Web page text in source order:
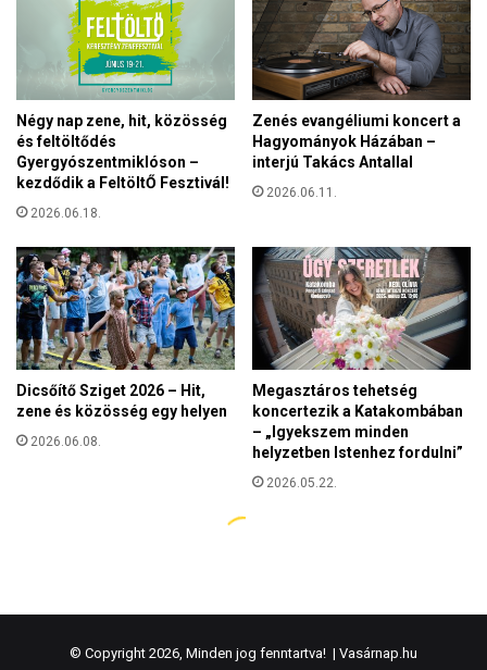
© Copyright 2026, Minden jog fenntartva! | Vasárnap.hu